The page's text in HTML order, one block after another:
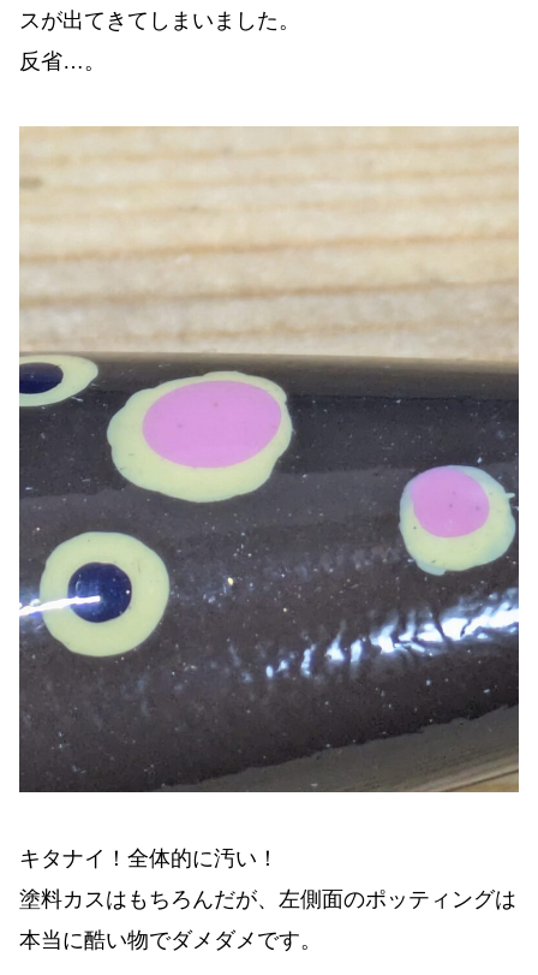
スが出てきてしまいました。
反省…。
キタナイ！全体的に汚い！
塗料カスはもちろんだが、左側面のポッティングは
本当に酷い物でダメダメです。